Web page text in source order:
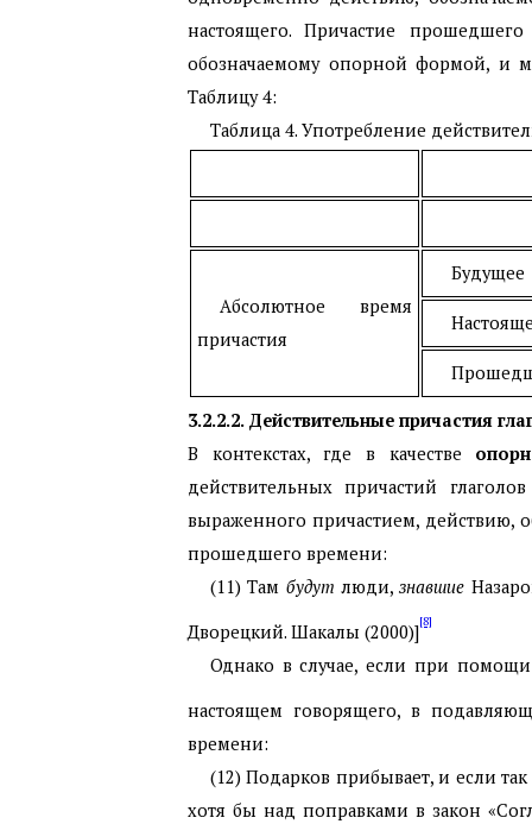
настоящего. Причастие
обозначаемому опорной формой, и
Таблицу 4:
Таблица 4. Употребление
Абсолютное время
причастия
Будущее
3.2.2.2. Действительные причастия
В контекстах, где в качестве
действительных причастий
выраженного причастием, действию,
прошедшего времени:
(11) Там будут люди,знавшие
Дворецкий. Шакалы (2000)][8]
Однако в случае, если при помощи
настоящем говорящего, в
времени:
(12) Подарков прибывает, и если
хотя бы над поправками в закон